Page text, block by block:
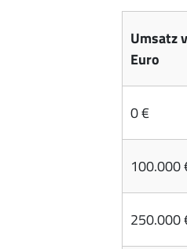
Umsatz
Euro
0 €
100.000
250.000